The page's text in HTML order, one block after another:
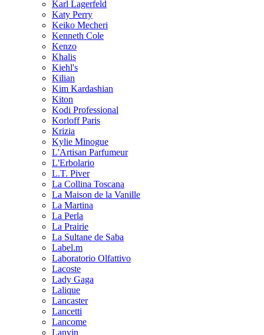
Karl Lagerfeld
Katy Perry
Keiko Mecheri
Kenneth Cole
Kenzo
Khalis
Kiehl's
Kilian
Kim Kardashian
Kiton
Kodi Professional
Korloff Paris
Krizia
Kylie Minogue
L'Artisan Parfumeur
L'Erbolario
L.T. Piver
La Collina Toscana
La Maison de la Vanille
La Martina
La Perla
La Prairie
La Sultane de Saba
Label.m
Laboratorio Olfattivo
Lacoste
Lady Gaga
Lalique
Lancaster
Lancetti
Lancome
Lanvin